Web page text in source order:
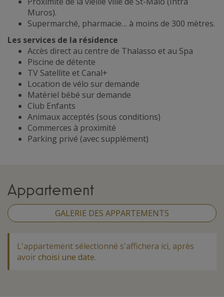
Muros).
Supermarché, pharmacie… à moins de 300 mètres.
Les services de la résidence
Accès direct au centre de Thalasso et au Spa
Piscine de détente
TV Satellite et Canal+
Location de vélo sur demande
Matériel bébé sur demande
Club Enfants
Animaux acceptés (sous conditions)
Commerces à proximité
Parking privé (avec supplément)
Appartement
GALERIE DES APPARTEMENTS
L'appartement sélectionné s'affichera ici, après
avoirchoisi une date.